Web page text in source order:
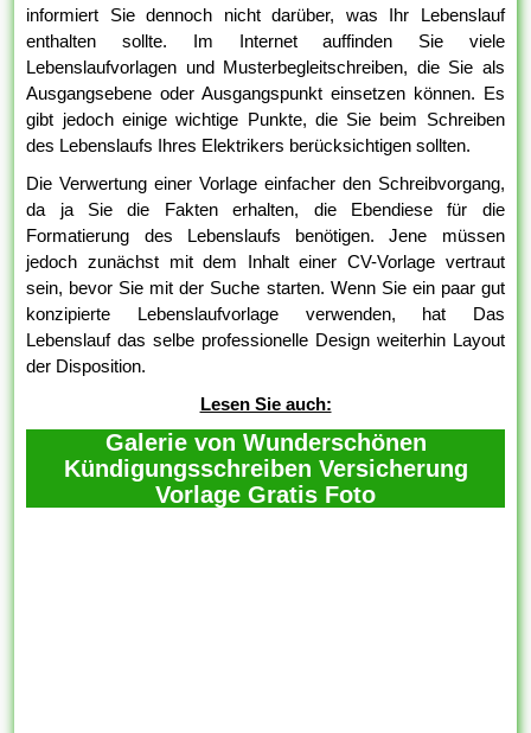
informiert Sie dennoch nicht darüber, was Ihr Lebenslauf
enthalten sollte. Im Internet auffinden Sie viele
Lebenslaufvorlagen und Musterbegleitschreiben, die Sie als
Ausgangsebene oder Ausgangspunkt einsetzen können. Es
gibt jedoch einige wichtige Punkte, die Sie beim Schreiben
des Lebenslaufs Ihres Elektrikers berücksichtigen sollten.
Die Verwertung einer Vorlage einfacher den Schreibvorgang,
da ja Sie die Fakten erhalten, die Ebendiese für die
Formatierung des Lebenslaufs benötigen. Jene müssen
jedoch zunächst mit dem Inhalt einer CV-Vorlage vertraut
sein, bevor Sie mit der Suche starten. Wenn Sie ein paar gut
konzipierte Lebenslaufvorlage verwenden, hat Das
Lebenslauf das selbe professionelle Design weiterhin Layout
der Disposition.
Lesen Sie auch:
Galerie von Wunderschönen
Kündigungsschreiben Versicherung
Vorlage Gratis Foto